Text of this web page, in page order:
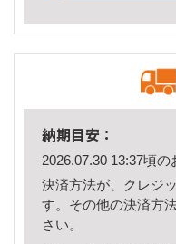
納期目安：
2026.07.30 13:37頃の
決済方法が、クレジ
す。その他の決済方
さい。